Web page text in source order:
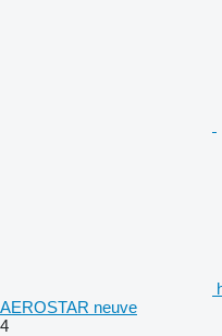
AEROSTAR neuve
4